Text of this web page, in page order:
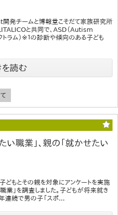
発チームと博報堂こそだて家族研究所
と共同で、ASD（Autism
ム）※１の診断や傾向のある子ども
を読む
職業」、親の「就かせたい
どもとその親を対象にアンケートを実施
業」を調査しました。子どもが将来就き
連続で男の子「スポ...